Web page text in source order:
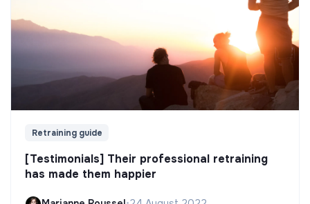
Retraining guide
[Testimonials] Their professional retraining
has made them happier